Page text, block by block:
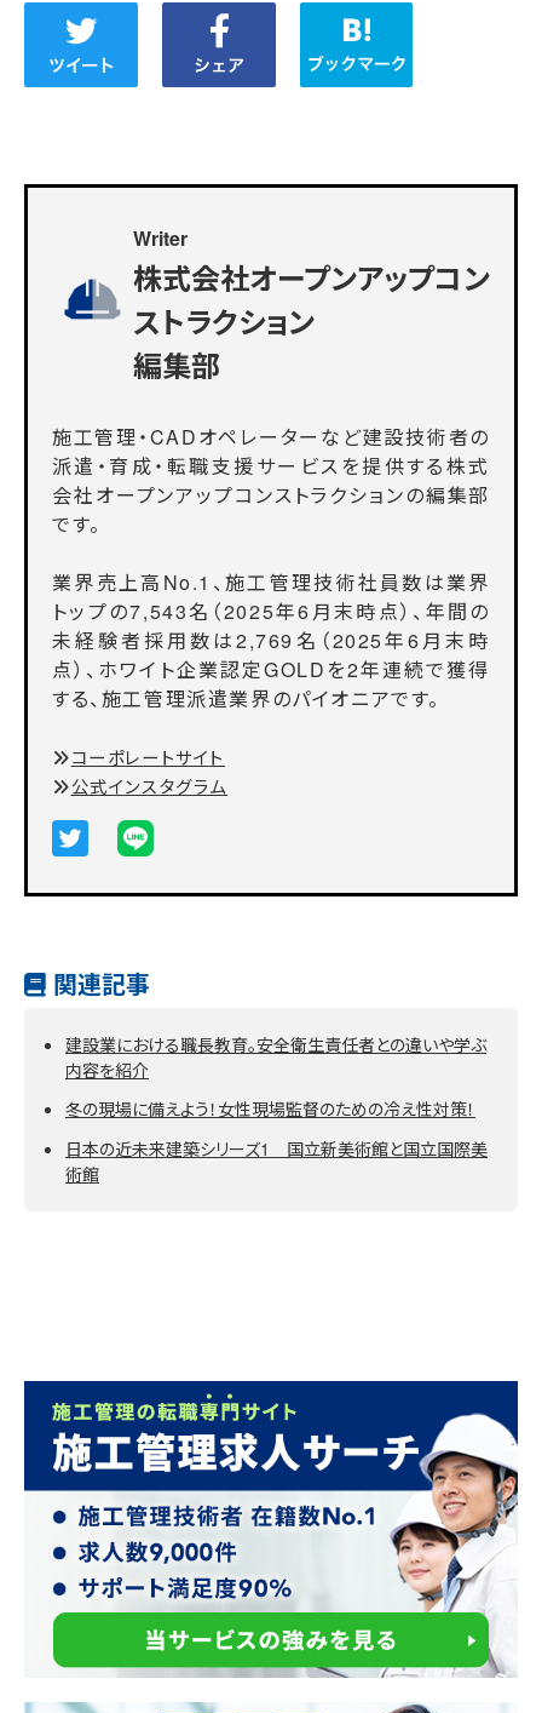
Writer
株式会社オープンアップコン
ストラクション
編集部
施工管理・CADオペレーターなど建設技術者の
派遣・育成・転職支援サービスを提供する株式
会社オープンアップコンストラクションの編集部
です。
業界売上高No.1、施工管理技術社員数は業界
トップの7,543名（2025年6月末時点）、年間の
未経験者採用数は2,769名（2025年6月末時
点）、ホワイト企業認定GOLDを2年連続で獲得
する、施工管理派遣業界のパイオニアです。
コーポレートサイト
公式インスタグラム
関連記事
建設業における職長教育。安全衛生責任者との違いや学ぶ
内容を紹介
冬の現場に備えよう！女性現場監督のための冷え性対策！
日本の近未来建築シリーズ1 国立新美術館と国立国際美
術館